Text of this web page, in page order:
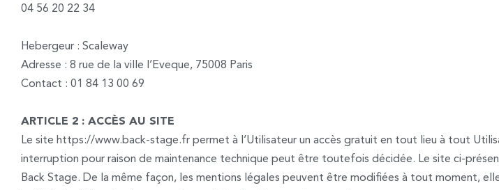
04 56 20 22 34
Hebergeur : Scaleway
Adresse : 8 rue de la ville l’Eveque, 75008 Paris
Contact : 01 84 13 00 69
ARTICLE 2 : ACCÈS AU SITE
Le site https://www.back-stage.fr permet à l’Utilisateur un accès gratuit en tout lieu à tout
interruption pour raison de maintenance technique peut être toutefois décidée. Le site ci-
Back Stage. De la même façon, les mentions légales peuvent être modifiées à tout moment,